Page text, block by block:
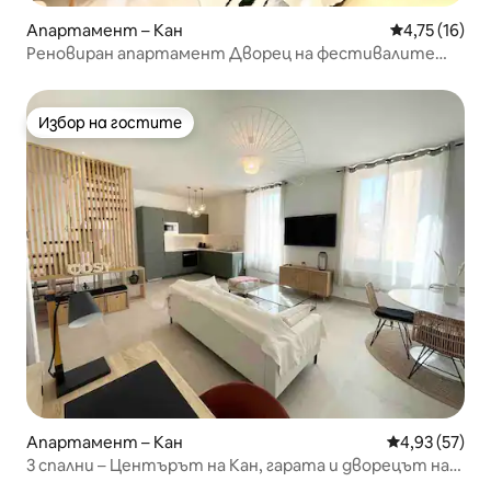
Апартамент – Кан Средна
4,75 (16)
Реновиран апартамент Дворец на фестивалите
Избор на гостите
Избор на гостите
Апартамент – Кан Средна
4,93 (57)
3 спални – Центърът на Кан, гарата и дворецът на